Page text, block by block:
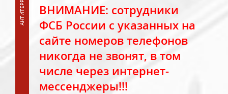
ВНИМАНИЕ: сотрудники
ФСБ России с указанных на
сайте номеров телефонов
никогда не звонят, в том
числе через интернет-
мессенджеры!!!